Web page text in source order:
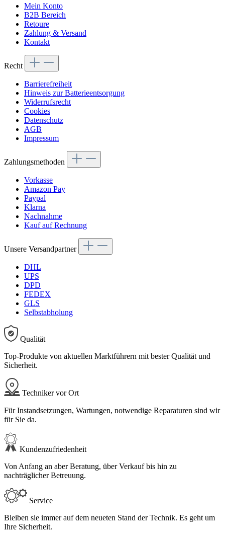
Mein Konto
B2B Bereich
Retoure
Zahlung & Versand
Kontakt
Recht
Barrierefreiheit
Hinweis zur Batterieentsorgung
Widerrufsrecht
Cookies
Datenschutz
AGB
Impressum
Zahlungsmethoden
Vorkasse
Amazon Pay
Paypal
Klarna
Nachnahme
Kauf auf Rechnung
Unsere Versandpartner
DHL
UPS
DPD
FEDEX
GLS
Selbstabholung
Qualität
Top-Produkte von aktuellen Marktführern mit bester Qualität und
Sicherheit.
Techniker vor Ort
Für Instandsetzungen, Wartungen, notwendige Reparaturen sind wir
für Sie da.
Kundenzufriedenheit
Von Anfang an aber Beratung, über Verkauf bis hin zu
nachträglicher Betreuung.
Service
Bleiben sie immer auf dem neueten Stand der Technik. Es geht um
Ihre Sicherheit.